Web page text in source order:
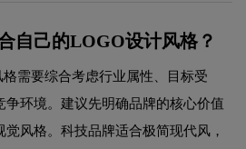
自己的LOGO设计风格？
需要综合考虑行业属性、目标受
争环境。建议先明确品牌的核心价值
风格。科技品牌适合极简现代风，